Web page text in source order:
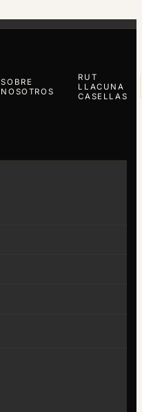
SOBRE
NOSOTROS
RUT
LLACUNA
CASELLAS